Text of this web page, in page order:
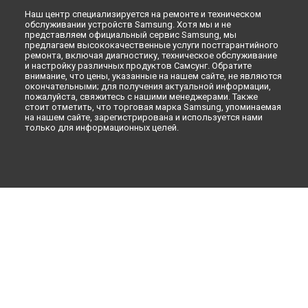
Наш центр специализируется на ремонте и техническом
обслуживании устройств Samsung. Хотя мы и не
представляем официальный сервис Samsung, мы
предлагаем высококачественные услуги постгарантийного
ремонта, включая диагностику, техническое обслуживание
и настройку различных продуктов Самсунг. Обратите
внимание, что цены, указанные на нашем сайте, не являются
окончательными; для получения актуальной информации,
пожалуйста, свяжитесь с нашими менеджерами. Также
стоит отметить, что торговая марка Samsung, упоминаемая
на нашем сайте, зарегистрирована и используется нами
только для информационных целей.